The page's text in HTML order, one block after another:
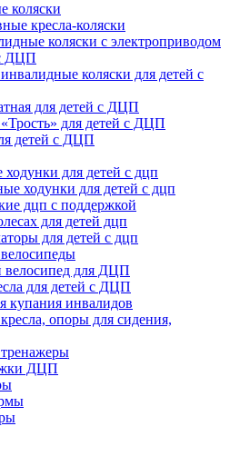
коляски
кресла-коляски
коляски с электроприводом
ДЦП
коляски для детей с
для детей с ДЦП
для детей с ДЦП
детей с ДЦП
для детей с дцп
ходунки для детей с дцп
дцп с поддержкой
для детей дцп
для детей с дцп
велосипед для ДЦП
для детей с ДЦП
купания инвалидов
опоры для сидения,
ДЦП